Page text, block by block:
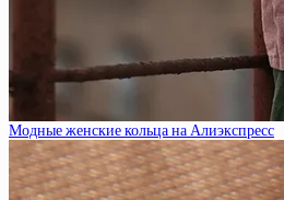
Модные женские кольца на Алиэкспресс